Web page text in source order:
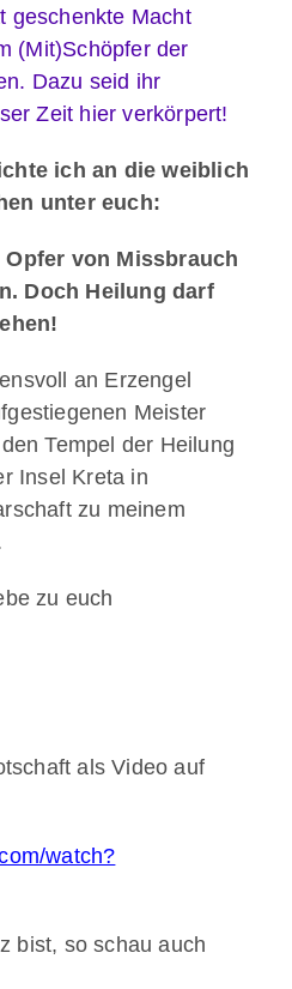
geschenkte Macht
(Mit)Schöpfer der
Dazu seid ihr
Zeit hier verkörpert!
ich an die weiblich
unter euch:
von Missbrauch
Doch Heilung darf
an Erzengel
Meister
Tempel der Heilung
Insel Kreta in
zu meinem
zu euch
als Video auf
watch?
bist, so schau auch